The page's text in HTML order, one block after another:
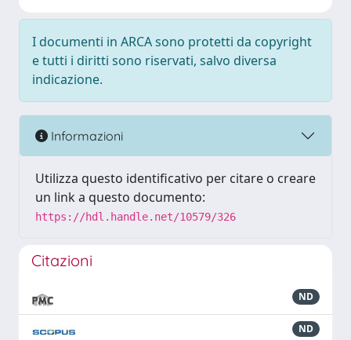
I documenti in ARCA sono protetti da copyright
e tutti i diritti sono riservati, salvo diversa
indicazione.
Informazioni
Utilizza questo identificativo per citare o creare
un link a questo documento:
https://hdl.handle.net/10579/326
Citazioni
ND
ND